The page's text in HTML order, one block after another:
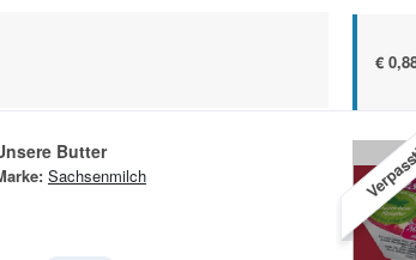
€
Butter
Sachsenmilch